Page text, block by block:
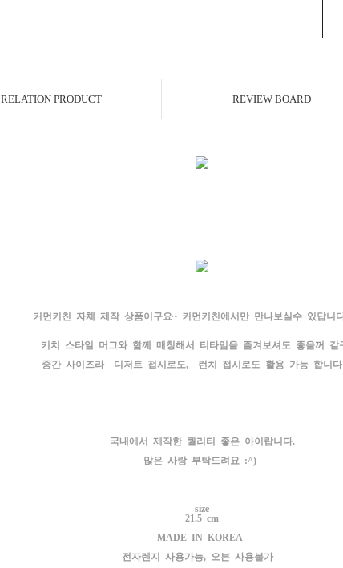
RELATION PRODUCT REVIEW BOARD
커먼키친 자체 제작 상품이구요~ 커먼키친에서만 만나보실수 있답
키치 스타일 머그와 함께 매칭해서 티타임을 즐겨보셔도 좋을꺼 같
중간 사이즈라 디저트 접시로도, 런치 접시로도 활용 가능 합니
국내에서 제작한 퀄리티 좋은 아이랍니다.
많은 사랑 부탁드려요 :^)
size
21.5 cm
MADE IN KOREA
전자렌지 사용가능, 오븐 사용불가